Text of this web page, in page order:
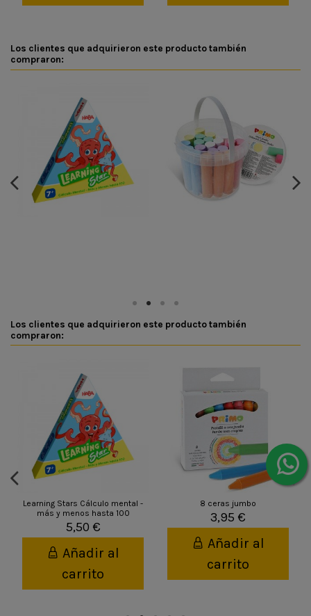
Los clientes que adquirieron este producto también
compraron:
Los clientes que adquirieron este producto también
compraron:
Learning Stars Cálculo mental -
más y menos hasta 100
5,50 €
Añadir al
carrito
8 ceras jumbo
3,95 €
Añadir al
carrito